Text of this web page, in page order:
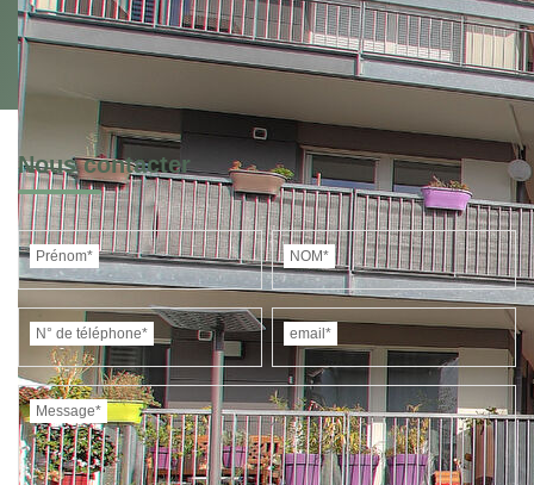
Nous contacter
Prénom* NOM*
N° de téléphone* email*
Message*